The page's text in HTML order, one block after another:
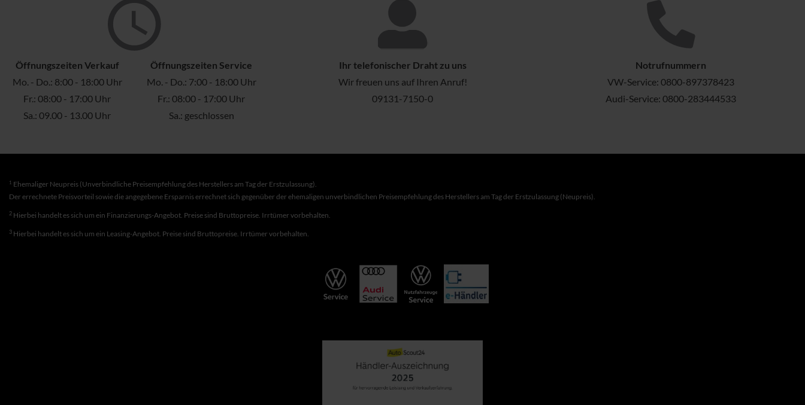
Öffnungszeiten Verkauf
Mo. - Do.: 8:00 - 18:00 Uhr
Fr.: 08:00 - 17:00 Uhr
Sa.: 09.00 - 13.00 Uhr
Öffnungszeiten Service
Mo. - Do.: 7:00 - 18:00 Uhr
Fr.: 08:00 - 17:00 Uhr
Sa.: geschlossen
Ihr telefonischer Draht zu uns
Wir freuen uns auf Ihren Anruf!
09131-7150-0
Notrufnummern
VW-Service: 0800-897378423
Audi-Service: 0800-283444533
1 Ehemaliger Neupreis (Unverbindliche Preisempfehlung des Herstellers am Tag der Erstzulassung).
Der errechnete Preisvorteil sowie die angegebene Ersparnis errechnet sich gegenüber der ehemaligen unverbindlichen Preisempfehlung des Herstellers am Tag der Erstzulassung (Neupreis).
2 Hierbei handelt es sich um ein Finanzierungs-Angebot. Preise sind Bruttopreise. Irrtümer vorbehalten.
3 Hierbei handelt es sich um ein Leasing-Angebot. Preise sind Bruttopreise. Irrtümer vorbehalten.